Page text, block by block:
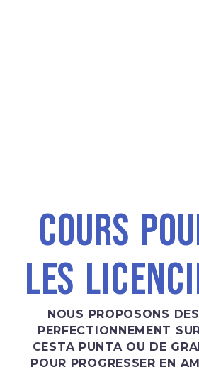
COURS
LES
NOUS PROPOSONS
PERFECTIONNEMENT
CESTA PUNTA OU DE
POUR PROGRESSER EN